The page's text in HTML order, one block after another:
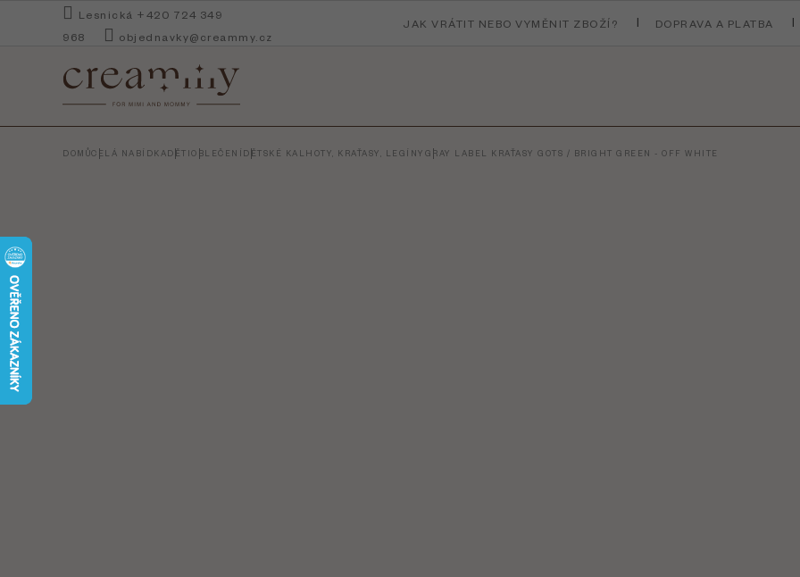
Lesnická +420 724 349
968
objednavky@creammy.cz
JAK VRÁTIT NEBO VYMĚNIT ZBOŽÍ? DOPRAVA A PLATBA
DOMŮCELÁ NABÍDKADĚTIOBLEČENÍ DĚTSKÉ KALHOTY, KRAŤASY, LEGÍNY GRAY LABEL KRAŤASY GOTS / BRIGHT GREEN - OFF WHITE